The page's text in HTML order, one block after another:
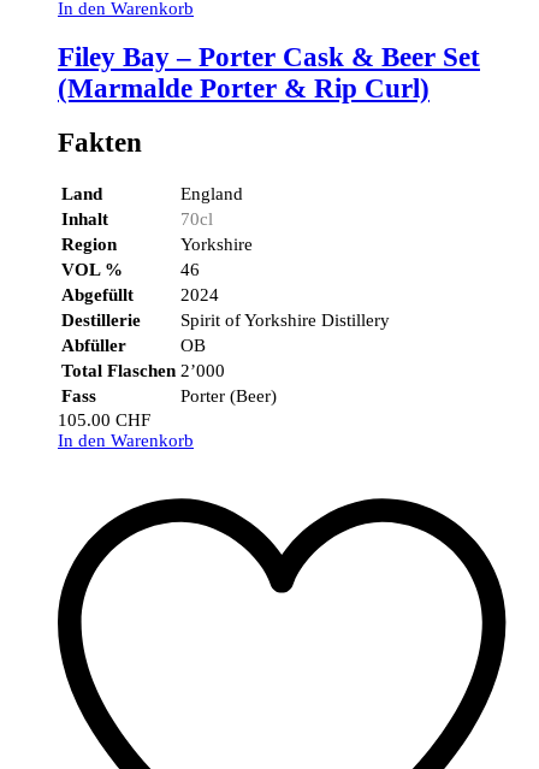
In den Warenkorb
Filey Bay – Porter Cask & Beer Set
(Marmalde Porter & Rip Curl)
Fakten
Land
England
Inhalt
70cl
Region
Yorkshire
VOL %
46
Abgefüllt
2024
Destillerie
Spirit of Yorkshire Distillery
Abfüller
OB
Total Flaschen 2’000
Fass
Porter (Beer)
105.00 CHF
In den Warenkorb